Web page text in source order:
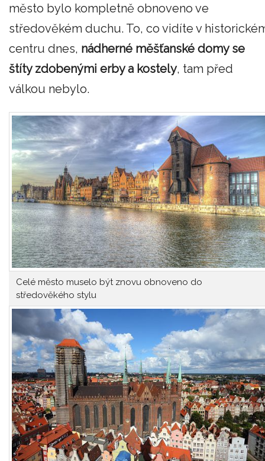
město bylo kompletně obnoveno ve
středověkém duchu. To, co vidíte v
centru dnes, nádherné měšťanské domy se
štíty zdobenými erby a kostely, tam před
válkou nebylo.
Celé město muselo být znovu obnoveno do
středověkého stylu